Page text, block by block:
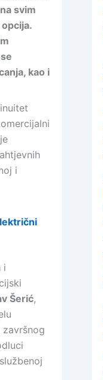
svim
kao i
je
i
i
Šerić,